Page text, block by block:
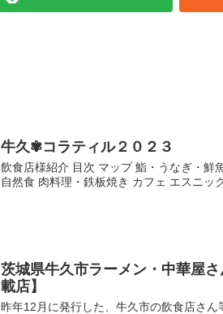
牛久✾コラティル２０２３
飲食店様紹介 目次 マップ 鮨・うなぎ・鮮
自然食 肉料理・鉄板焼き カフェ エスニッ
茨城県牛久市ラーメン・中華屋
載店】
昨年12月に発行した、牛久市の飲食店さ